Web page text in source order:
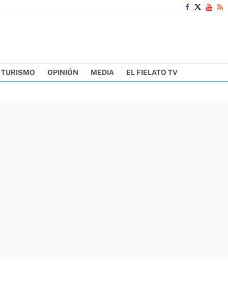
TURISMO OPINIÓN MEDIA EL FIELATO TV